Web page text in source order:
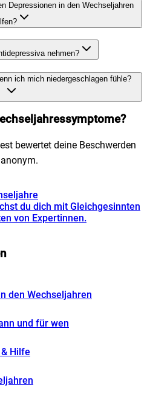
Depressionen in den Wechseljahren
nehmen?
ich mich niedergeschlagen fühle?
bewertet deine Beschwerden
du dich mit Gleichgesinnten
von Expertinnen.
den Wechseljahren
und für wen
Hilfe